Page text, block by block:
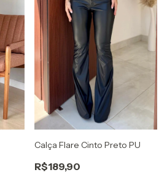
Calça Flare Cinto Preto PU
R$189,90